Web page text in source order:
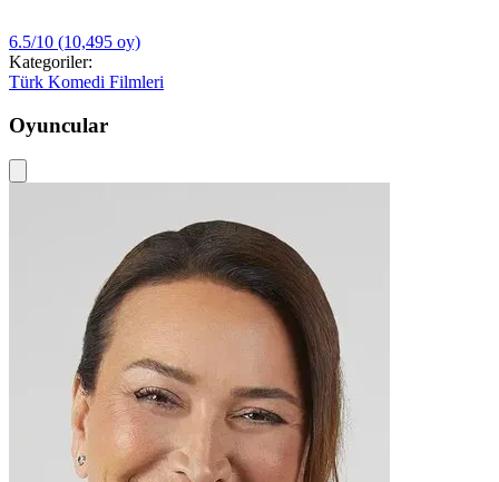
6.5/10 (10,495 oy)
Kategoriler:
Türk Komedi Filmleri
Oyuncular